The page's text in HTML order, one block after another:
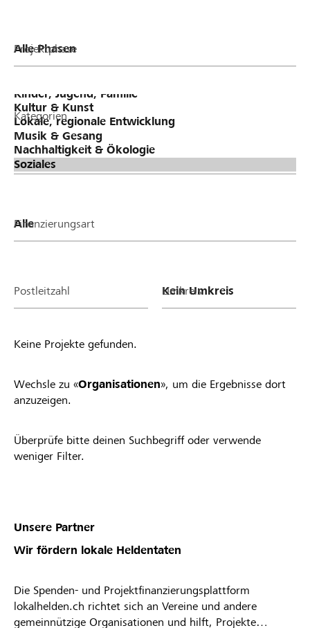
Projektphase
Kategorien
Finanzierungsart
Postleitzahl Umkreis
Keine Projekte gefunden.
Wechsle zu «Organisationen», um die Ergebnisse dort
anzuzeigen.
Überprüfe bitte deinen Suchbegriff oder verwende
weniger Filter.
Unsere Partner
Wir fördern lokale Heldentaten
Die Spenden- und Projektfinanzierungsplattform
lokalhelden.ch richtet sich an Vereine und andere
gemeinnützige Organisationen und hilft, Projekte